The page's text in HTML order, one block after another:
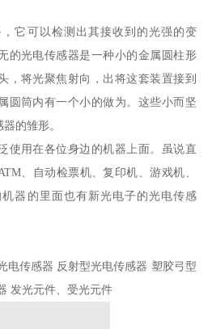
它可以检测出其接收到的光强的变
的光电传感器是一种小的金属圆柱形
，将光聚焦射向，出将这套装置接到
圆筒内有一个小的做为。这些小而坚
的雏形。
使用在各位身边的机器上面。虽说直
、自动检票机、复印机、游戏机、
器的里面也有新光电子的光电传感
电传感器 反射型光电传感器 塑胶弓型
发光元件、受光元件